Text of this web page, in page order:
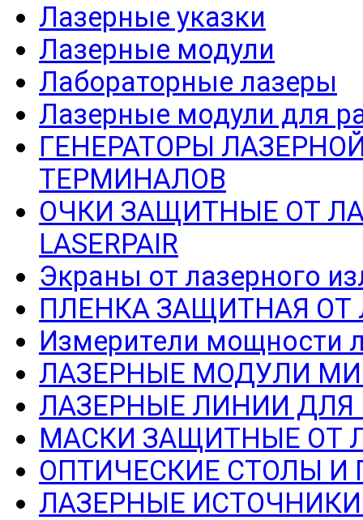
Лазерные указки
Лазерные модули
Лабораторные лазеры
Лазерные модули для
ГЕНЕРАТОРЫ
ТЕРМИНАЛОВ
ОЧКИ ЗАЩИТНЫЕ ОТ
LASERPAIR
Экраны от лазерного
ПЛЕНКА ЗАЩИТНАЯ ОТ
Измерители мощности
ЛАЗЕРНЫЕ МОДУЛИ
ЛАЗЕРНЫЕ ЛИНИИ
МАСКИ ЗАЩИТНЫЕ ОТ
ОПТИЧЕСКИЕ СТОЛЫ И
ЛАЗЕРНЫЕ ИСТОЧНИКИ